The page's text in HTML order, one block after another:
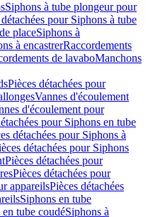
Siphons à tube plongeur pour
pour Siphons à tube
placeSiphons à
à encastrerRaccordements
de lavaboManchons
Pièces détachées pour
Vannes d'écoulement
d'écoulement pour
pour Siphons en tube
détachées pour Siphons à
détachées pour Siphons
Pièces détachées pour
Pièces détachées pour
appareilsPièces détachées
Siphons en tube
en tube coudéSiphons à